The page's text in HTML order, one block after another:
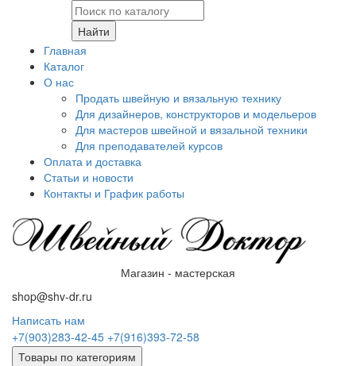
Найти
Главная
Каталог
О нас
Продать швейную и вязальную технику
Для дизайнеров, конструкторов и модельеров
Для мастеров швейной и вязальной техники
Для преподавателей курсов
Оплата и доставка
Статьи и новости
Контакты и График работы
Магазин - мастерская
shop@shv-dr.ru
Написать нам
+7(903)283-42-45 +7(916)393-72-58
Товары по категориям